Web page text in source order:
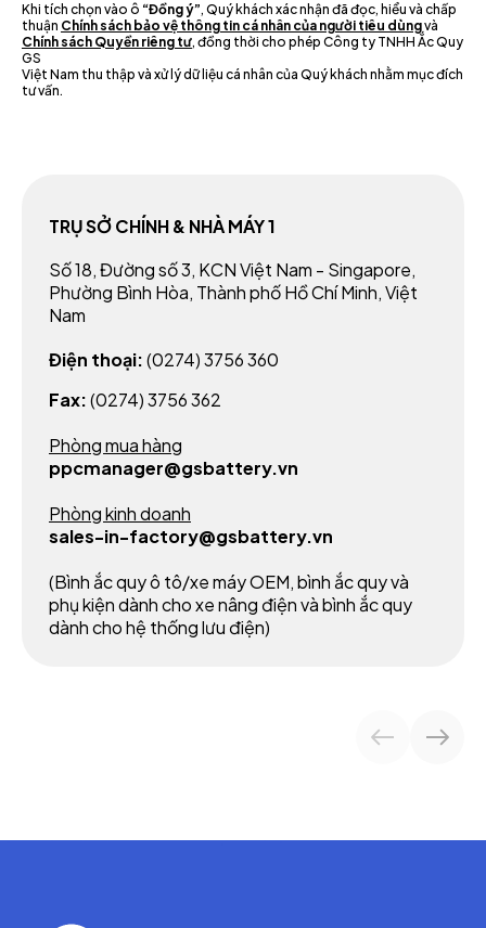
Khi tích chọn vào ô “Đồng ý”, Quý khách xác nhận đã đọc, hiểu và chấp
thuận Chính sách bảo vệ thông tin cá nhân của người tiêu dùngvà
Chính sách Quyền riêng tư, đồng thời cho phép Công ty TNHH Ắc Quy
GS
Việt Nam thu thập và xử lý dữ liệu cá nhân của Quý khách nhằm mục đích
tư vấn.
TRỤ SỞ CHÍNH & NHÀ MÁY 1
Số 18, Đường số 3, KCN Việt Nam - Singapore,
Phường Bình Hòa, Thành phố Hồ Chí Minh, Việt
Nam
Điện thoại:(0274) 3756 360
Fax:(0274) 3756 362
Phòng mua hàng
ppcmanager@gsbattery.vn
Phòng kinh doanh
sales-in-factory@gsbattery.vn
(Bình ắc quy ô tô/xe máy OEM, bình ắc quy và
phụ kiện dành cho xe nâng điện và bình ắc quy
dành cho hệ thống lưu điện)